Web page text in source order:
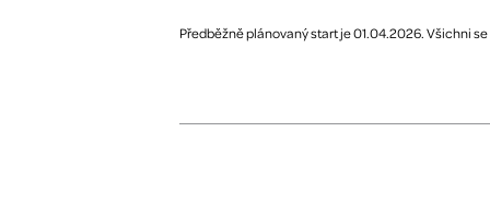
Předběžně plánovaný start je 01.04.2026. Všichni